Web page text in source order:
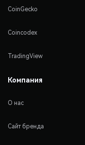
CoinGecko
Coincodex
TradingView
Компания
О нас
Сайт бренда